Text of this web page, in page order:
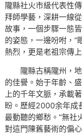
隴縣社火市級代表性
拜師學藝，深耕一線
故事，一個步驟一態
的姿態，一邊吩咐，“
熱烈，更是老祖宗傳
隴縣古稱隴州，
的佳譽。始于年齡、
上的千年文脈，承載
盼。歷經2000余年成
最動聽的鄉愁。“無社
對這門陳舊藝術的偏